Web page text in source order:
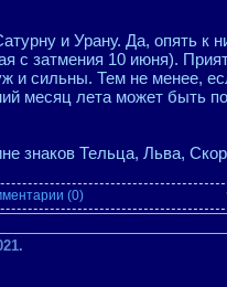
и Урану. Да, опять к
с затмения 10 июня).
и сильны. Тем не менее,
месяц лета может быть
знаков Тельца, Льва,
(0)